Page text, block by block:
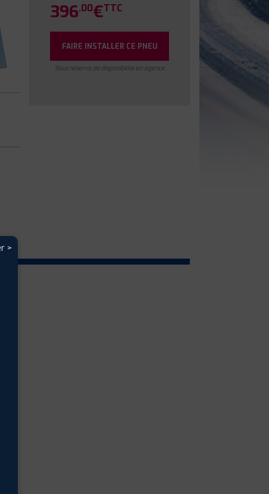
396.00€TTC
FAIRE INSTALLER CE PNEU
Sous réserve de disponibilité en agence
>